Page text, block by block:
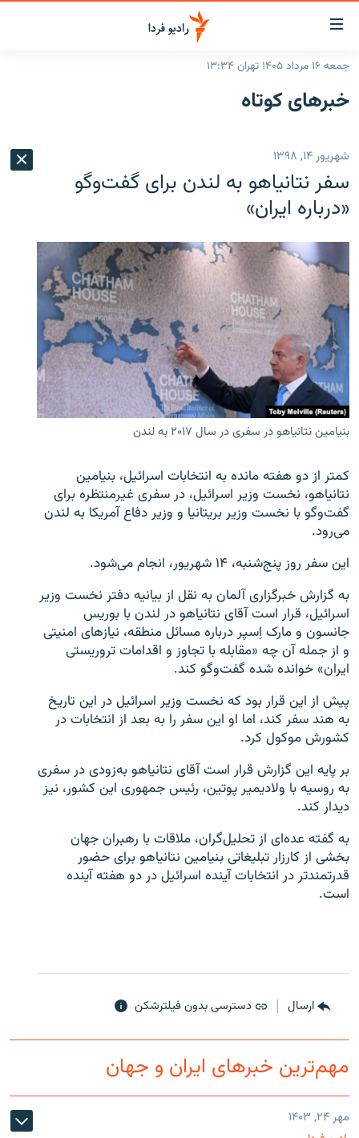
لینک‌های
قابلیت
دسترسی
بازگشت
اصلی
رفتن
صفحه
ایران
رادیو
انتخاب کنید و بشنوید
فرکانس‌ها
پادکست
گزارش‌های تصویری
گزارش‌های ویدئویی
زنان فردا
English
به ما بپیوندید
جمعه ۱۶ مرداد ۱۴۰۵ تهران ۱۳:۳۴
خبرهای کوتاه
شهریور ۱۴, ۱۳۹۸
سفر نتانیاهو به لندن برای گفت‌وگو
«درباره ایران»
بنیامین نتانیاهو در سفری در سال ۲۰۱۷ به لندن
کمتر از دو هفته مانده به انتخابات اسرائیل، بنیامین
نتانیاهو، نخست وزیر اسرائیل، در سفری غیرمنتظره برای
گفت‌وگو با نخست وزیر بریتانیا و وزیر دفاع آمریکا به لندن
می‌رود.
این سفر روز پنج‌شنبه، ۱۴ شهریور، انجام می‌شود.
به گزارش خبرگزاری آلمان به نقل از بیانیه دفتر نخست وزیر
اسرائیل، قرار است آقای نتانیاهو در لندن با بوریس
جانسون و مارک اِسپر درباره مسائل منطقه، نیازهای امنیتی
و از جمله آن چه «مقابله با تجاوز و اقدامات تروریستی
ایران» خوانده شده گفت‌وگو کند.
پیش از این قرار بود که نخست وزیر اسرائیل در این تاریخ
به هند سفر کند، اما او این سفر را به بعد از انتخابات در
کشورش موکول کرد.
بر پایه این گزارش قرار است آقای نتانیاهو به‌زودی در سفری
به روسیه با ولادیمیر پوتین، رئیس جمهوری این کشور، نیز
دیدار کند.
به گفته عده‌ای از تحلیل‌گران، ملاقات با رهبران جهان
بخشی از کارزار تبلیغاتی بنیامین نتانیاهو برای حضور
قدرتمندتر در انتخابات آینده اسرائیل در دو هفته آینده
است.
ارسال دسترسی بدون فیلترشکن
مهم‌ترین خبرهای ایران و جهان
مهر ۲۴, ۱۴۰۳